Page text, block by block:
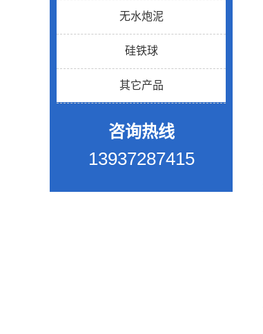
无水炮泥
硅铁球
其它产品
咨询热线
13937287415